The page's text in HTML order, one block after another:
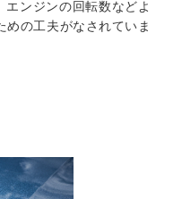
エンジンの回転数などよ
めの工夫がなされていま